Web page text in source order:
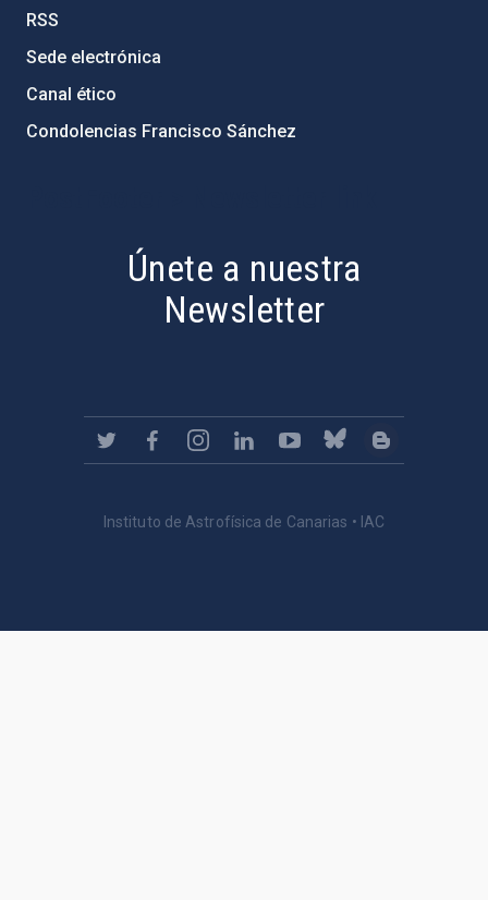
RSS
Sede electrónica
Canal ético
Condolencias Francisco Sánchez
Únete a nuestra
Newsletter
Instituto de Astrofísica de Canarias • IAC